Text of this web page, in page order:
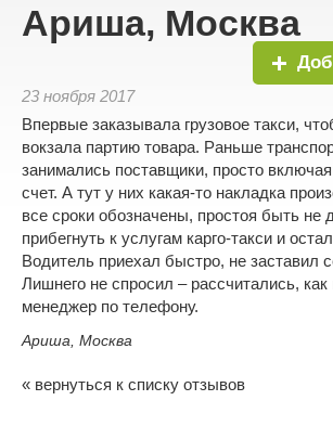
Ариша, Москва
23 ноября 2017
Впервые заказывала грузовое такси,
вокзала партию товара. Раньше
занимались поставщики, просто
счет. А тут у них какая-то накладка
все сроки обозначены, простоя быть
прибегнуть к услугам карго-такси и
Водитель приехал быстро, не заставил
Лишнего не спросил – рассчитались, как
менеджер по телефону.
Ариша, Москва
« вернуться к списку отзывов